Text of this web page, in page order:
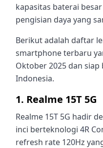
kapasitas baterai
pengisian daya yang
Berikut adalah daftar
smartphone terbaru
Oktober 2025 dan
Indonesia.
1. Realme 15T 5G
Realme 15T 5G hadir
inci berteknologi 4R
refresh rate 120Hz